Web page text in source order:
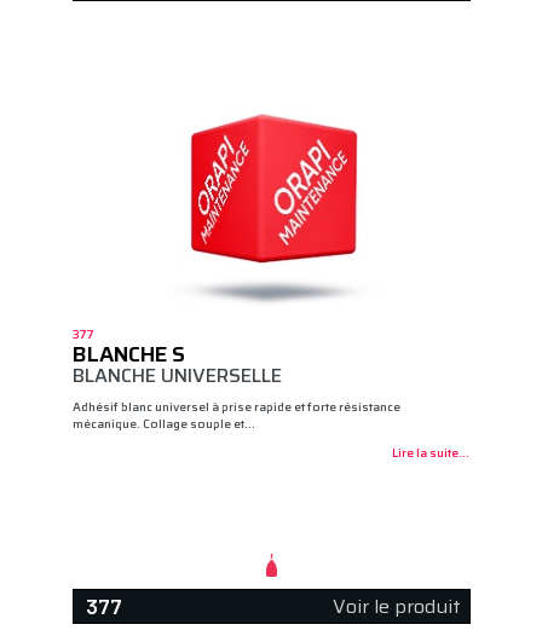
377
BLANCHE S
BLANCHE UNIVERSELLE
Adhésif blanc universel à prise rapide et forte résistance
mécanique. Collage souple et…
Lire la suite...
377 Voir le produit